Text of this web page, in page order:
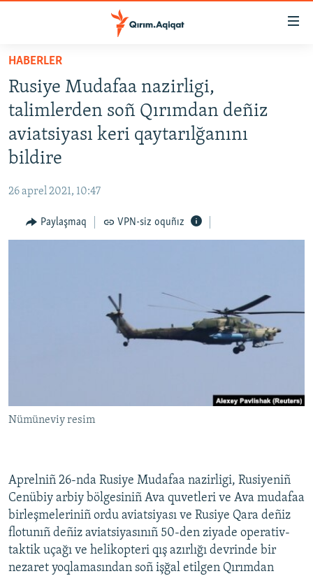
Esas
qaytmaq
Baş
navigatsiyağa
qaytmaq
Qıdıruvğa
SİYASET
İQTİSADİYAT
CEMİYET
İNSAN AQLARI
VİDEO
HABERLER
Rusiye Mudafaa nazirligi,
talimlerden soñ Qırımdan deñiz
aviatsiyası keri qaytarılğanını
bildire
26 aprel 2021, 10:47
Paylaşmaq VPN-siz oquñız
Nümüneviy resim
Aprelniñ 26-nda Rusiye Mudafaa nazirligi, Rusiyeniñ
Cenübiy arbiy bölgesiniñ Ava quvetleri ve Ava mudafaa
birleşmeleriniñ ordu aviatsiyası ve Rusiye Qara deñiz
flotunıñ deñiz aviatsiyasınıñ 50-den ziyade operativ-
taktik uçağı ve helikopteri qış azırlığı devrinde bir
nezaret yoqlamasından soñ işğal etilgen Qırımdan